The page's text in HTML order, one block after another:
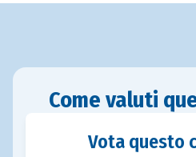
Come valuti
Vota questo